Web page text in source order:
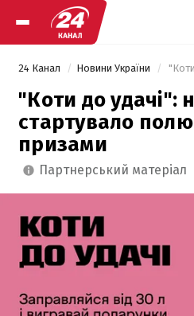
24 Канал Новини України
"Коти до удачі":
стартувало
призами
партнерський матеріал